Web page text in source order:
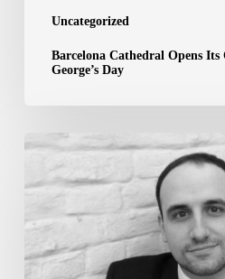
Uncategorized
Barcelona Cathedral Opens
George’s Day
May,
33nd
Cycle
of